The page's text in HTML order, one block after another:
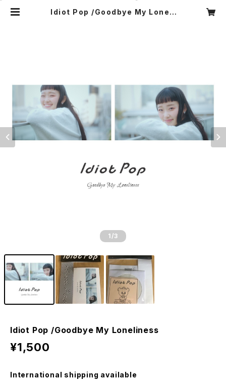
Idiot Pop /Goodbye My Loneli
1 /3
Idiot Pop /Goodbye My Loneliness
¥1,500
International shipping available